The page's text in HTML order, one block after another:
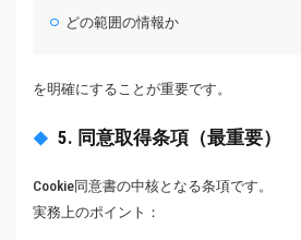
どの範囲の情報か
を明確にすることが重要です。
5. 同意取得条項（最重要）
Cookie同意書の中核となる条項です。
実務上のポイント：